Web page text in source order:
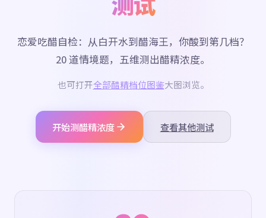
恋爱吃醋自检：从白开水到醋海王，你酸到第几档？
20 道情境题，五维测出醋精浓度。
也可打开全部醋精档位图鉴大图浏览。
开始测醋精浓度 查看其他测试